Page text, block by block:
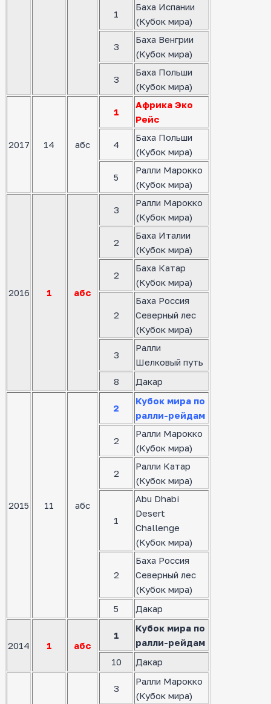
1
Баха Испании
(Кубок мира)
3
Баха Венгрии
(Кубок мира)
3
Баха Польши
(Кубок мира)
2017 14 абс
1
Африка Эко
Рейс
4
Баха Польши
(Кубок мира)
5
Ралли Марокко
(Кубок мира)
2016 1 абс
3
Ралли Марокко
(Кубок мира)
2
Баха Италии
(Кубок мира)
2
Баха Катар
(Кубок мира)
2
Баха Россия
Северный лес
(Кубок мира)
3
Ралли
Шелковый путь
8
Дакар
2015 11 абс
2
Кубок мира по
ралли-рейдам
2
Ралли Марокко
(Кубок мира)
2
Ралли Катар
(Кубок мира)
1
Abu Dhabi
Desert
Challenge
(Кубок мира)
2
Баха Россия
Северный лес
(Кубок мира)
5
Дакар
2014 1 абс
1
Кубок мира по
ралли-рейдам
10
Дакар
3
Ралли Марокко
(Кубок мира)